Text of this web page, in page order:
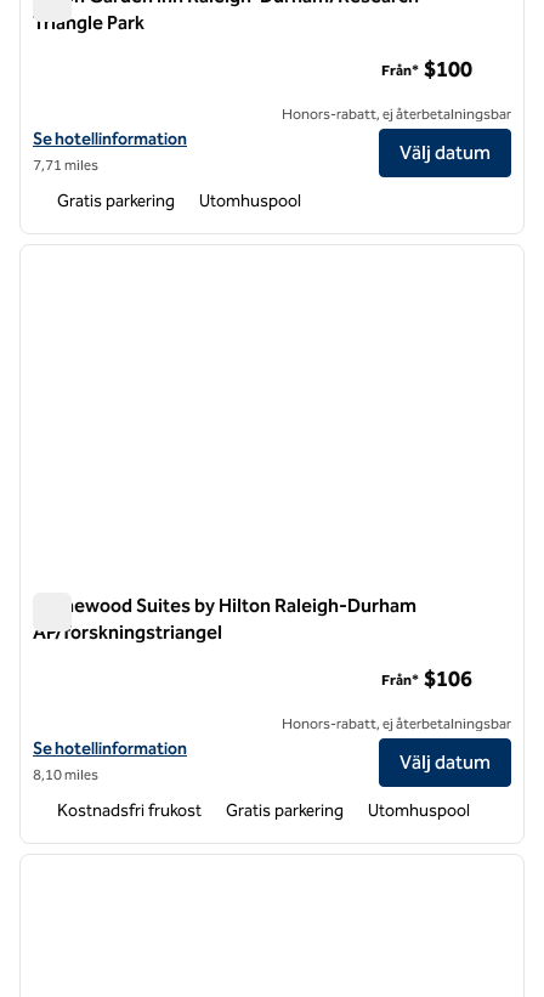
Triangle Park
Visa hotelluppgifter för Hilton Garden Inn Raleigh-Durham/Research
Se hotellinformation
7,71 miles
Från* $100
Honors-rabatt, ej återbetalningsbar
Välj datum
Gratis parkering Utomhuspool
1 av 11
nästa
Homewood Suites by Hilton Raleigh-Durham
AP/forskningstriangel
Visa hotelluppgifter för Homewood Suites by Hilton Raleigh-
Se hotellinformation
8,10 miles
Från* $106
Honors-rabatt, ej återbetalningsbar
Välj datum
Kostnadsfri frukost Gratis parkering Utomhuspool
1 av 12
nästa